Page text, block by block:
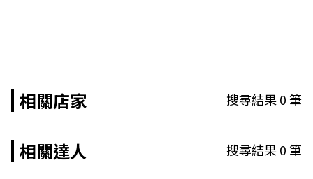
相關店家 搜尋結果0筆
相關達人 搜尋結果0筆